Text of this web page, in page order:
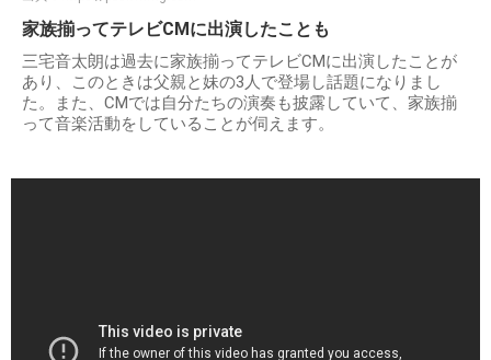
家族揃ってテレビCMに出演したことも
三宅音太朗は過去に家族揃ってテレビCMに出演したことが
あり、このときは父親と妹の3人で登場し話題になりまし
た。また、CMでは自分たちの演奏も披露していて、家族揃
って音楽活動をしていることが伺えます。